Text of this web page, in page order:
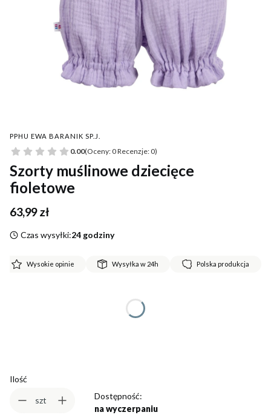
PPHU EWA BARANIK SP.J.
0.00(Oceny: 0 Recenzje: 0)
Szorty muślinowe dziecięce
fioletowe
Cena
63,99 zł
Czas wysyłki:24 godziny
Wysokie opinie Wysyłka w 24h Polska produkcja
Ilość
szt
Dostępność:
na wyczerpaniu